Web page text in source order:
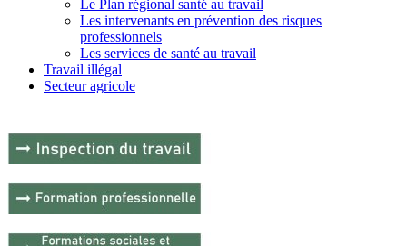
Le Plan régional santé au travail
Les intervenants en prévention des risques
professionnels
Les services de santé au travail
Travail illégal
Secteur agricole